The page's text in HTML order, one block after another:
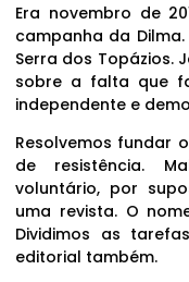
Era novembro de
campanha da Dilma.
Serra dos Topázios.
sobre a falta que
independente e
Resolvemos fundar
de resistência.
voluntário, por
uma revista. O
Dividimos as
editorial também.